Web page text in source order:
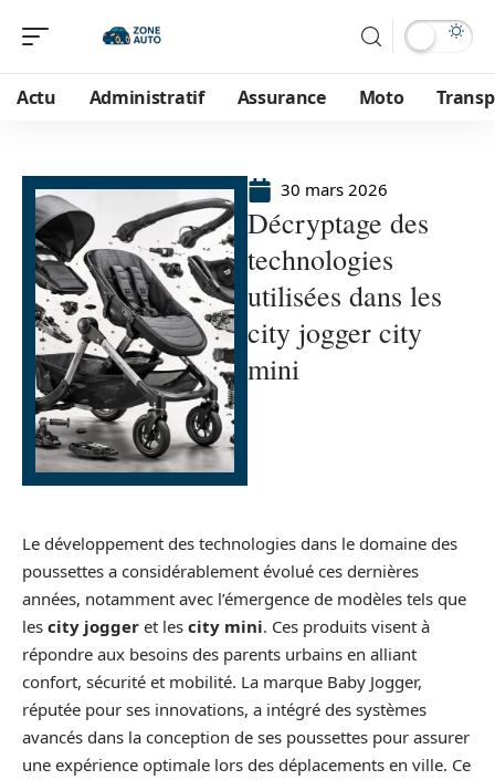
Actu Administratif Assurance Moto
30 mars 2026
Décryptage des
technologies
utilisées dans les
city jogger city
mini
Le développement des technologies dans le domaine des
poussettes a considérablement évolué ces dernières
années, notamment avec l’émergence de modèles tels que
les city jogger et les city mini. Ces produits visent à
répondre aux besoins des parents urbains en alliant
confort, sécurité et mobilité. La marque Baby Jogger,
réputée pour ses innovations, a intégré des systèmes
avancés dans la conception de ses poussettes pour assurer
une expérience optimale lors des déplacements en ville. Ce